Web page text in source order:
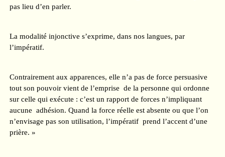
pas lieu d’en parler.
La modalité injonctive s’exprime, dans nos langues, par
l’impératif.
Contrairement aux apparences, elle n’a pas de force persuasive
tout son pouvoir vient de l’emprise de la personne qui ordonne
sur celle qui exécute : c’est un rapport de forces n’impliquant
aucune adhésion. Quand la force réelle est absente ou que l’on
n’envisage pas son utilisation, l’impératif prend l’accent d’une
prière. »